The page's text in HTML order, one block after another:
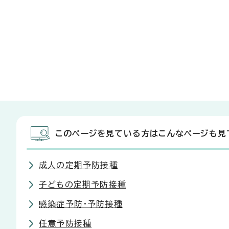
このページを見ている方はこんなページも見
成人の定期予防接種
子どもの定期予防接種
感染症予防・予防接種
任意予防接種